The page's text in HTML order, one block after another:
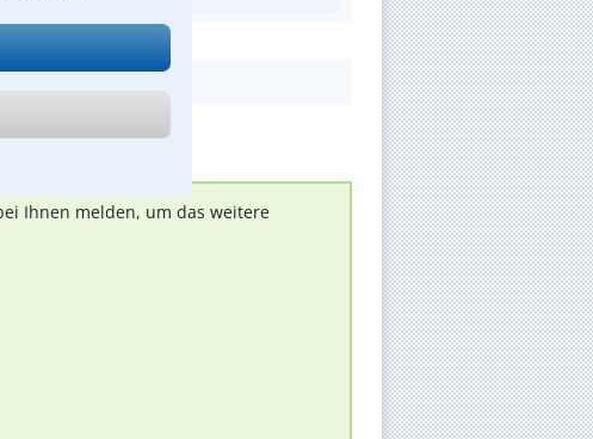
Ihnen melden, um das weitere